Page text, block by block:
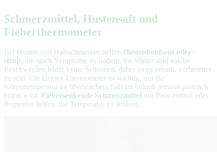
Schmerzmittel, Hustensaft und
Fieberthermometer
Bei Husten und Halsschmerzen helfen Hustenbonbons oder -
sirup, um rasch Symptome zu lindern. Im Winter sind solche
Beschwerden leider keine Seltenheit, daher ist es ratsam, vorbereitet
zu sein. Ein kleines Thermometer ist wichtig, um die
Körpertemperatur zu überwachen, falls im Urlaub jemand plötzlich
krank wird. Fiebersenkende Schmerzmittel mit Paracetamol oder
Ibuprofen helfen, die Temperatur zu senken.